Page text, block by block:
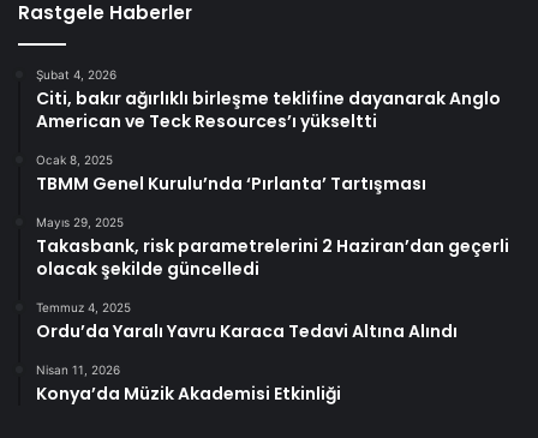
Rastgele Haberler
Şubat 4, 2026
Citi, bakır ağırlıklı birleşme teklifine dayanarak Anglo
American ve Teck Resources’ı yükseltti
Ocak 8, 2025
TBMM Genel Kurulu’nda ‘Pırlanta’ Tartışması
Mayıs 29, 2025
Takasbank, risk parametrelerini 2 Haziran’dan geçerli
olacak şekilde güncelledi
Temmuz 4, 2025
Ordu’da Yaralı Yavru Karaca Tedavi Altına Alındı
Nisan 11, 2026
Konya’da Müzik Akademisi Etkinliği